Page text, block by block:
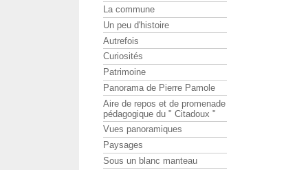
La commune
Un peu d'histoire
Autrefois
Curiosités
Patrimoine
Panorama de Pierre Pamole
Aire de repos et de promenade
pédagogique du " Citadoux "
Vues panoramiques
Paysages
Sous un blanc manteau